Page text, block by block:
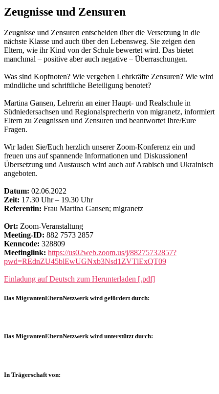
Zeugnisse und Zensuren
Zeugnisse und Zensuren entscheiden über die Versetzung in die
nächste Klasse und auch über den Lebensweg. Sie zeigen den
Eltern, wie ihr Kind von der Schule bewertet wird. Das bietet
manchmal – positive aber auch negative – Überraschungen.
Was sind Kopfnoten? Wie vergeben Lehrkräfte Zensuren? Wie wird
mündliche und schriftliche Beteiligung benotet?
Martina Gansen, Lehrerin an einer Haupt- und Realschule in
Südniedersachsen und Regionalsprecherin von migranetz, informiert
Eltern zu Zeugnissen und Zensuren und beantwortet Ihre/Eure
Fragen.
Wir laden Sie/Euch herzlich unserer Zoom-Konferenz ein und
freuen uns auf spannende Informationen und Diskussionen!
Übersetzung und Austausch wird auch auf Arabisch und Ukrainisch
angeboten.
Datum: 02.06.2022
Zeit: 17.30 Uhr – 19.30 Uhr
Referentin: Frau Martina Gansen; migranetz
Ort: Zoom-Veranstaltung
Meeting-ID: 882 7573 2857
Kenncode: 328809
Meetinglink: https://us02web.zoom.us/j/88275732857?
pwd=REdnZU45blEwUGNxb3Nsd1ZVTlExQT09
Einladung auf Deutsch zum Herunterladen [.pdf]
Das MigrantenElternNetzwerk wird gefördert durch:
Das MigrantenElternNetzwerk wird unterstützt durch:
In Trägerschaft von: